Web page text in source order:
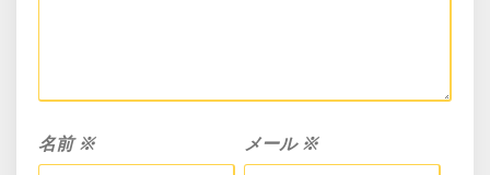
名前※ メール ※